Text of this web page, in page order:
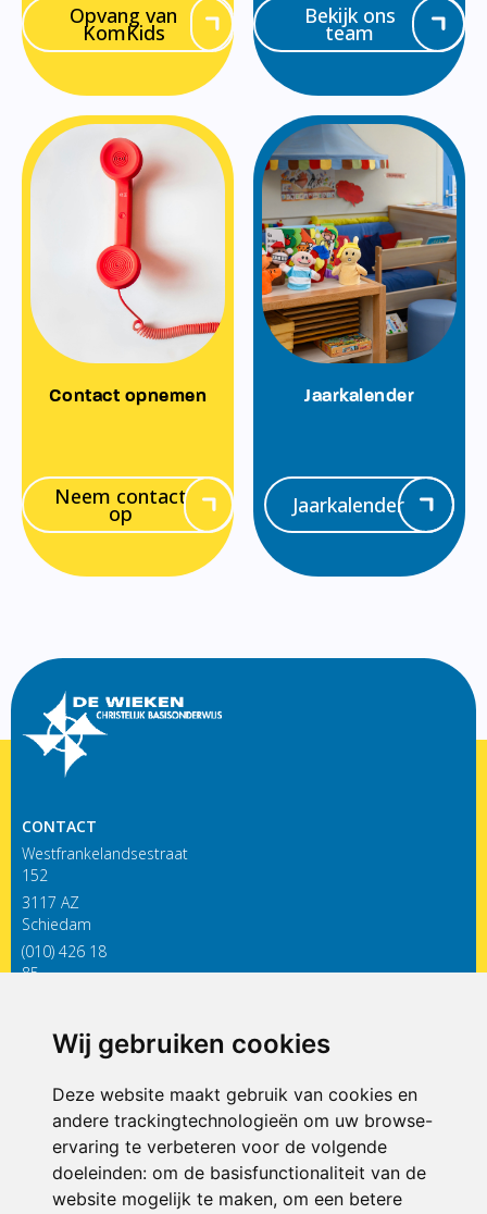
Wij gebruiken cookies
Deze website maakt gebruik van cookies en
andere trackingtechnologieën om uw browse-
ervaring te verbeteren voor de volgende
doeleinden: om de basisfunctionaliteit van de
website mogelijk te maken, om een betere
Opvang van
KomKids
Bekijk ons
team
Contact opnemen
Neem contact
op
Jaarkalender
Jaarkalender
CONTACT
Westfrankelandsestraat
152
3117 AZ
Schiedam
(010) 426 18
85
ONDERDEEL VAN